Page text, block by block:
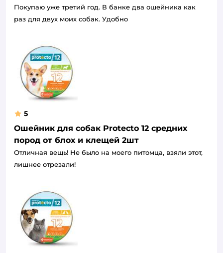
Покупаю уже третий год. В банке два ошейника как
раз для двух моих собак. Удобно
5
Ошейник для собак Protecto 12 средних
пород от блох и клещей 2шт
Отличная вещь! Не было на моего питомца, взяли этот,
лишнее отрезали!